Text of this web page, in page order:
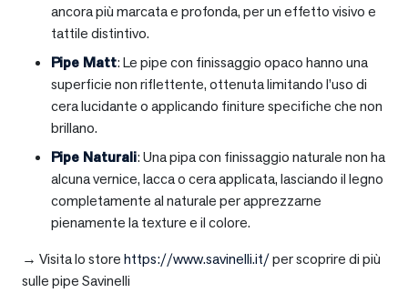
ancora più marcata e profonda, per un effetto visivo e
tattile distintivo.
Pipe Matt: Le pipe con finissaggio opaco hanno una
superficie non riflettente, ottenuta limitando l’uso di
cera lucidante o applicando finiture specifiche che non
brillano.
Pipe Naturali: Una pipa con finissaggio naturale non ha
alcuna vernice, lacca o cera applicata, lasciando il legno
completamente al naturale per apprezzarne
pienamente la texture e il colore.
→ Visita lo storehttps://www.savinelli.it/per scoprire di più
sulle pipe Savinelli